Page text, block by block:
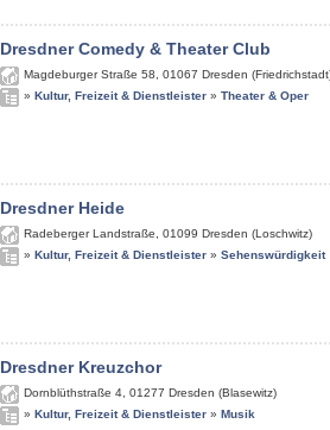
Dresdner Comedy & Theater Club
Magdeburger Straße 58 01067 Dresden
» Kultur, Freizeit & Dienstleister » Theater & Oper
Dresdner Heide
Radeberger Landstraße 01099 Dresden (Loschwitz)
» Kultur, Freizeit & Dienstleister » Sehenswürdigkeit
Dresdner Kreuzchor
Dornblüthstraße 4 01277 Dresden (Blasewitz)
» Kultur, Freizeit & Dienstleister » Musik